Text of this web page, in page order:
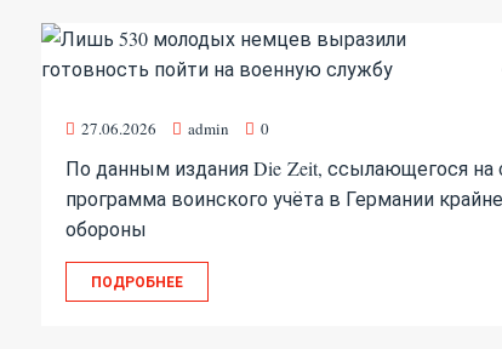
27.06.2026 admin 0
По данным издания Die Zeit, ссылающегося
программа воинского учёта в Германии
обороны
ПОДРОБНЕЕ